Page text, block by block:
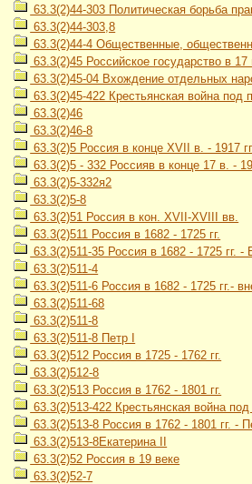
63.3(2)44-303 Политическая борьба
63.3(2)44-303,8
63.3(2)44-4 Общественные,
63.3(2)45 Российское государство в 17
63.3(2)45-04 Вхождение отдельных
63.3(2)45-422 Крестьянская война
63.3(2)46
63.3(2)46-8
63.3(2)5 Россия в конце XVII в. - 1917
63.3(2)5 - 332 Россияв в конце 17 в. -
63.3(2)5-332я2
63.3(2)5-8
63.3(2)51 Россия в кон. XVII-XVIII вв.
63.3(2)511 Россия в 1682 - 1725 гг.
63.3(2)511-35 Россия в 1682 - 1725 гг.
63.3(2)511-4
63.3(2)511-6 Россия в 1682 - 1725 гг.-
63.3(2)511-68
63.3(2)511-8
63.3(2)511-8 Петр I
63.3(2)512 Россия в 1725 - 1762 гг.
63.3(2)512-8
63.3(2)513 Россия в 1762 - 1801 гг.
63.3(2)513-422 Крестьянская война
63.3(2)513-8 Россия в 1762 - 1801 гг. -
63.3(2)513-8Екатерина II
63.3(2)52 Россия в 19 веке
63.3(2)52-7